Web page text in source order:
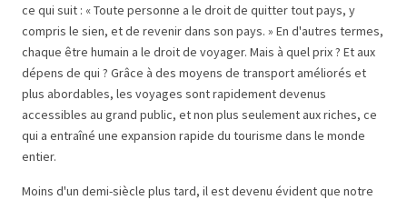
ce qui suit : « Toute personne a le droit de quitter tout pays, y
compris le sien, et de revenir dans son pays. » En d'autres termes,
chaque être humain a le droit de voyager. Mais à quel prix ? Et aux
dépens de qui ? Grâce à des moyens de transport améliorés et
plus abordables, les voyages sont rapidement devenus
accessibles au grand public, et non plus seulement aux riches, ce
qui a entraîné une expansion rapide du tourisme dans le monde
entier.
Moins d'un demi-siècle plus tard, il est devenu évident que notre